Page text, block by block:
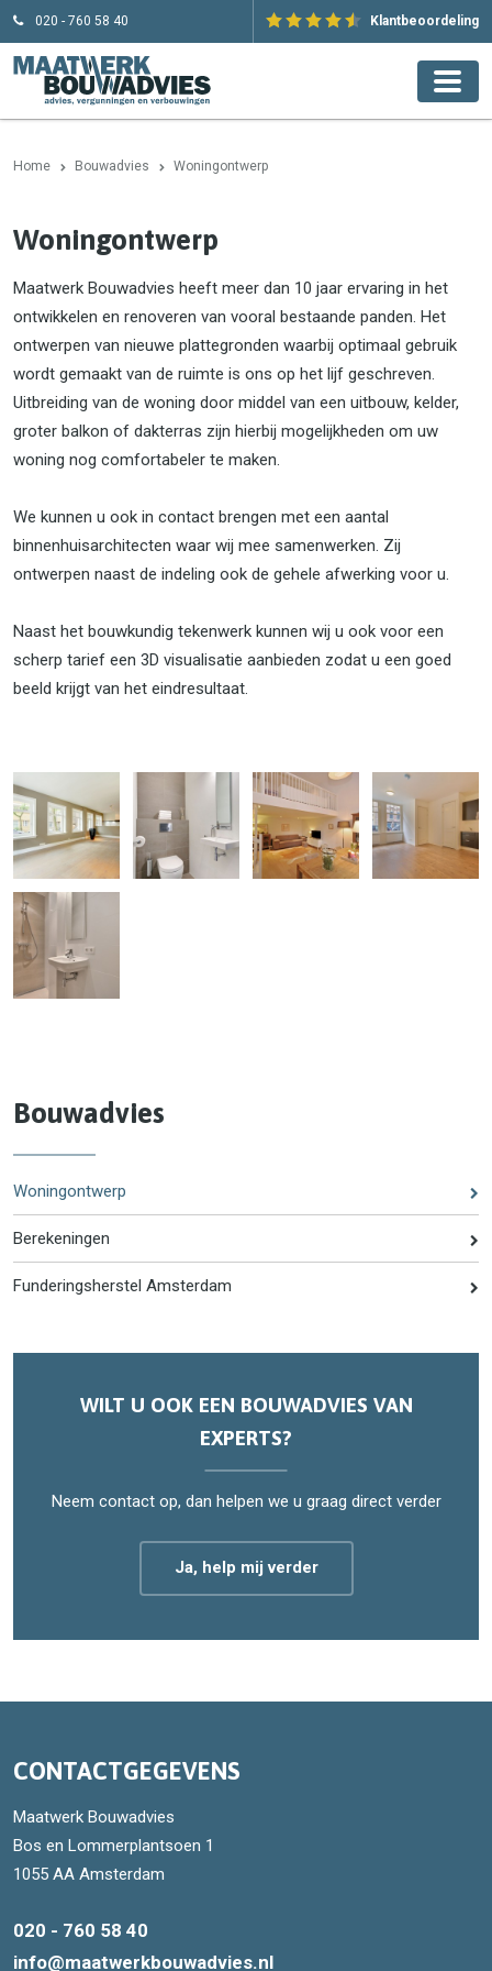
020 - 760 58 40 Klantbeoordeling
Home Bouwadvies Woningontwerp
Woningontwerp
Maatwerk Bouwadvies heeft meer dan 10 jaar ervaring in het
ontwikkelen en renoveren van vooral bestaande panden. Het
ontwerpen van nieuwe plattegronden waarbij optimaal gebruik
wordt gemaakt van de ruimte is ons op het lijf geschreven.
Uitbreiding van de woning door middel van een uitbouw, kelder,
groter balkon of dakterras zijn hierbij mogelijkheden om uw
woning nog comfortabeler te maken.
We kunnen u ook in contact brengen met een aantal
binnenhuisarchitecten waar wij mee samenwerken. Zij
ontwerpen naast de indeling ook de gehele afwerking voor u.
Naast het bouwkundig tekenwerk kunnen wij u ook voor een
scherp tarief een 3D visualisatie aanbieden zodat u een goed
beeld krijgt van het eindresultaat.
Bouwadvies
Woningontwerp
Berekeningen
Funderingsherstel Amsterdam
WILT U OOK EEN BOUWADVIES VAN
EXPERTS?
Neem contact op, dan helpen we u graag direct verder
Ja, help mij verder
CONTACTGEGEVENS
Maatwerk Bouwadvies
Bos en Lommerplantsoen 1
1055 AA Amsterdam
020 - 760 58 40
info@maatwerkbouwadvies.nl